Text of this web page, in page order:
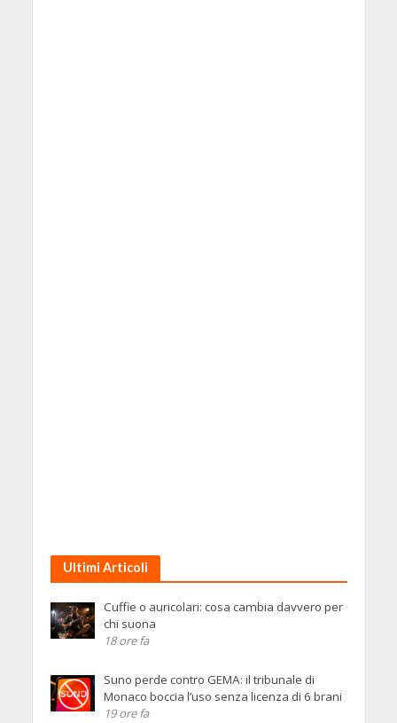
Ultimi Articoli
Cuffie o auricolari: cosa cambia davvero per
chi suona
18 ore fa
Suno perde contro GEMA: il tribunale di
Monaco boccia l’uso senza licenza di 6 brani
19 ore fa